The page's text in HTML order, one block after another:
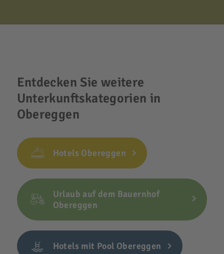
Entdecken Sie weitere
Unterkunftskategorien in
Obereggen
Hotels Obereggen
Urlaub auf dem Bauernhof
Obereggen
Hotels mit Pool Obereggen